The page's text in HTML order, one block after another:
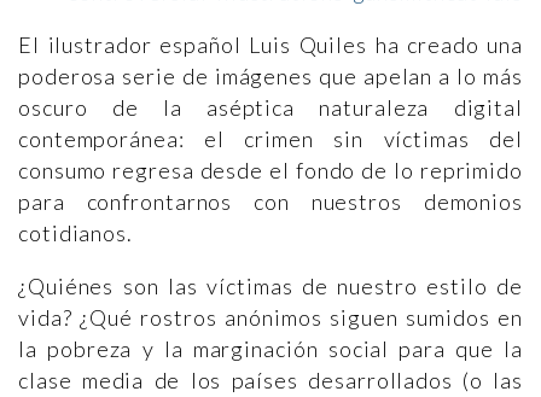
El ilustrador español Luis Quiles ha creado una
poderosa serie de imágenes que apelan a lo más
oscuro de la aséptica naturaleza digital
contemporánea: el crimen sin víctimas del
consumo regresa desde el fondo de lo reprimido
para confrontarnos con nuestros demonios
cotidianos.
¿Quiénes son las víctimas de nuestro estilo de
vida? ¿Qué rostros anónimos siguen sumidos en
la pobreza y la marginación social para que la
clase media de los países desarrollados (o las